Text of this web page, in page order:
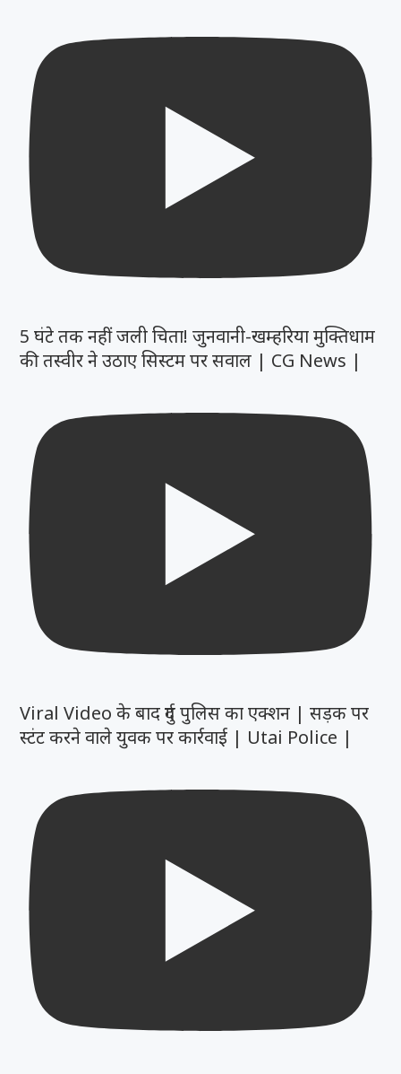
5 घंटे तक नहीं जली चिता! जुनवानी-खम्हरिया मुक्तिधाम
की तस्वीर ने उठाए सिस्टम पर सवाल | CG News |
Viral Video के बाद दुर्ग पुलिस का एक्शन | सड़क पर
स्टंट करने वाले युवक पर कार्रवाई | Utai Police |